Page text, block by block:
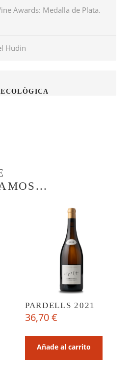
Awards: Medalla de Plata.
Hudin
PARDELLS 2021
36,70€
Añade al carrito